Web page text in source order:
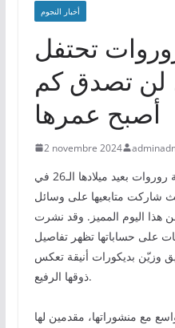
أخبار النجوم
تحتفل
، لن تصدق كم
أصبح عمرها
2 novembre 2024
احتفلت صانعة المحتوى التونسية روروات بعيد ميلادها الـ26 في
شاركت متابعيها على وسائل
هذا اليوم المميز. وقد نشرت
على حساباتها تظهر تفاصيل
وزيّن بديكورات أنيقة تعكس
ذوقها الرفيع.
مع منشوراتها، مقدمين لها